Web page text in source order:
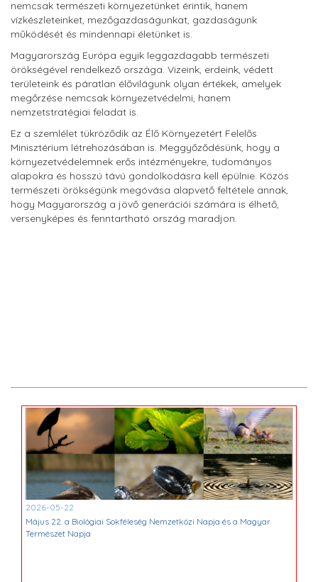
nemcsak természeti környezetünket érintik, hanem
vízkészleteinket, mezőgazdaságunkat, gazdaságunk
működését és mindennapi életünket is.
Magyarország Európa egyik leggazdagabb természeti
örökségével rendelkező országa. Vizeink, erdeink, védett
területeink és páratlan élővilágunk olyan értékek, amelyek
megőrzése nemcsak környezetvédelmi, hanem
nemzetstratégiai feladat is.
Ez a szemlélet tükröződik az Élő Környezetért Felelős
Minisztérium létrehozásában is. Meggyőződésünk, hogy a
környezetvédelemnek erős intézményekre, tudományos
alapokra és hosszú távú gondolkodásra kell épülnie. Közös
természeti örökségünk megóvása alapvető feltétele annak,
hogy Magyarország a jövő generációi számára is élhető,
versenyképes és fenntartható ország maradjon.
2026-05-22
Május 22. a Biológiai Sokféleség Nemzetközi Napja és a Magyar
Természet Napja